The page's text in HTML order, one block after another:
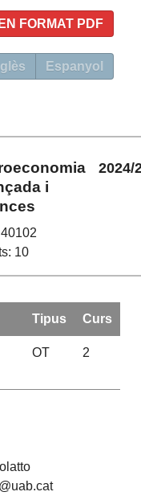
FORMAT PDF
Espanyol
i
10
2024/
Tipus Curs
OT 2